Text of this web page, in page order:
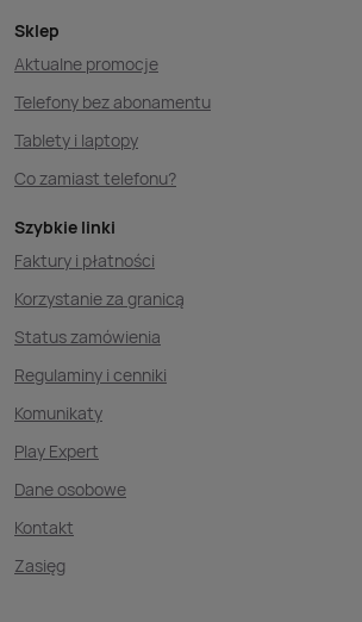
Sklep
Aktualne promocje
Telefony bez abonamentu
Tablety i laptopy
Co zamiast telefonu?
Szybkie linki
Faktury i płatności
Korzystanie za granicą
Status zamówienia
Regulaminy i cenniki
Komunikaty
Play Expert
Dane osobowe
Kontakt
Zasięg